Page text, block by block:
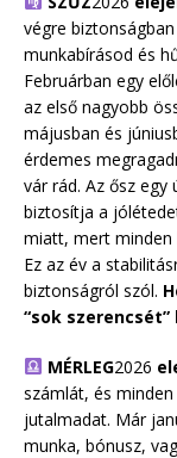
végre
munkabírásod és
Februárban egy
az első nagyobb
májusban és
érdemes
vár rád. Az ősz
biztosítja a
miatt, mert minden
Ez az év a
biztonságról szól.
“sok
MÉRLEG2026
számlát, és
jutalmadat. Már
munka, bónusz,